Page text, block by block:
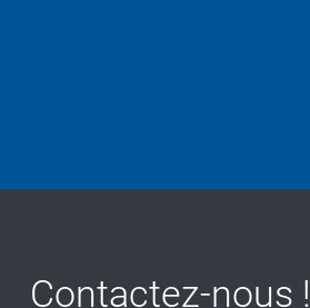
Contactez-nous !